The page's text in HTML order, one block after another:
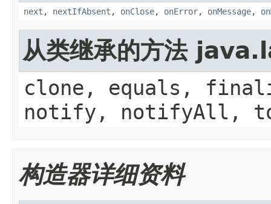
next , nextIfAbsent , onClose, onError, onMessage,
从类继承的方法
clone, equals,
notify, notifyAll,
构造器详细资料